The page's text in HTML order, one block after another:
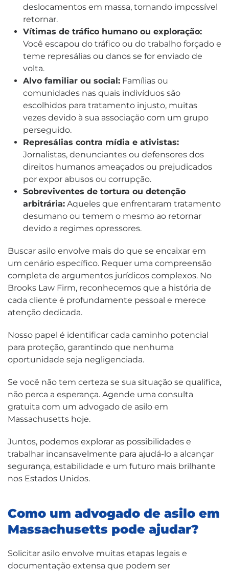
deslocamentos em massa, tornando impossível
retornar.
Vítimas de tráfico humano ou exploração:
Você escapou do tráfico ou do trabalho forçado e
teme represálias ou danos se for enviado de
volta.
Alvo familiar ou social: Famílias ou
comunidades nas quais indivíduos são
escolhidos para tratamento injusto, muitas
vezes devido à sua associação com um grupo
perseguido.
Represálias contra mídia e ativistas:
Jornalistas, denunciantes ou defensores dos
direitos humanos ameaçados ou prejudicados
por expor abusos ou corrupção.
Sobreviventes de tortura ou detenção
arbitrária: Aqueles que enfrentaram tratamento
desumano ou temem o mesmo ao retornar
devido a regimes opressores.
Buscar asilo envolve mais do que se encaixar em
um cenário específico. Requer uma compreensão
completa de argumentos jurídicos complexos. No
Brooks Law Firm, reconhecemos que a história de
cada cliente é profundamente pessoal e merece
atenção dedicada.
Nosso papel é identificar cada caminho potencial
para proteção, garantindo que nenhuma
oportunidade seja negligenciada.
Se você não tem certeza se sua situação se qualifica,
não perca a esperança. Agende uma consulta
gratuita com um advogado de asilo em
Massachusetts hoje.
Juntos, podemos explorar as possibilidades e
trabalhar incansavelmente para ajudá-lo a alcançar
segurança, estabilidade e um futuro mais brilhante
nos Estados Unidos.
Como um advogado de asilo em
Massachusetts pode ajudar?
Solicitar asilo envolve muitas etapas legais e
documentação extensa que podem ser